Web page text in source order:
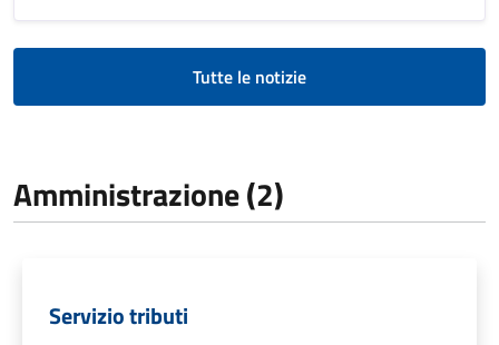
Tutte le notizie
Amministrazione (2)
Servizio tributi